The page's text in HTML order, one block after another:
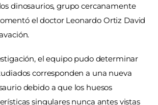
dinosaurios, grupo cercanamente
el doctor Leonardo Ortiz David
el equipo pudo determinar
corresponden a una nueva
debido a que los huesos
singulares nunca antes vistas